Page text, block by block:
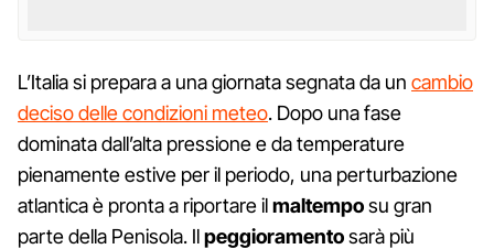
L’Italia si prepara a una giornata segnata da un cambio
deciso delle condizioni meteo. Dopo una fase
dominata dall’alta pressione e da temperature
pienamente estive per il periodo, una perturbazione
atlantica è pronta a riportare ilmaltemposu gran
parte della Penisola. Ilpeggioramentosarà più